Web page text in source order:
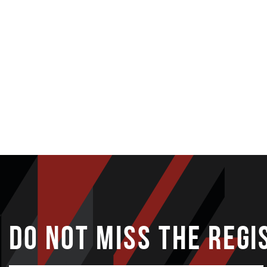
DO NOT MISS THE